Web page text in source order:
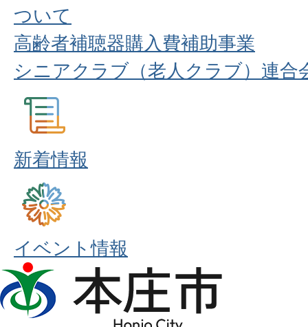
ついて
高齢者補聴器購入費補助事業
シニアクラブ（老人クラブ）連合
新着情報
イベント情報
本
庄